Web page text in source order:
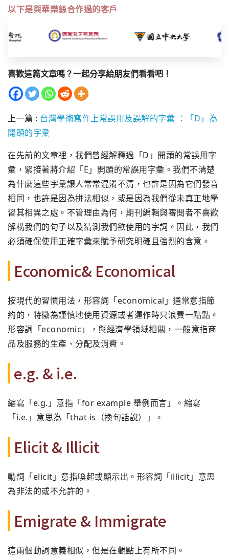
以下是與華樂絲合作過的客戶
喜歡這篇文章嗎？一起分享給朋友們看看吧！
上一篇 : 台灣學術寫作上常誤用及誤解的字彙 ：「D」為
開頭的字彙
在先前的文章裡，我們曾經解釋過「D」開頭的常誤用字
彙，緊接著將介紹「E」開頭的常誤用字彙。我們不清楚
為什麼這些字彙讓人常常混淆不清，也許是因為它們發音
相同，也許是因為拼法相似，或是因為我們從未真正地學
習其相異之處。不管理由為何，期刊編輯與審閱者不喜歡
解構我們的句子以及猜測我們欲使用的字詞。因此，我們
必須確保使用正確字彙來賦予研究明確且強烈的含意。
Economic& Economical
按現代的習慣用法，形容詞「economical」通常意指節
約的，特徵為謹慎地使用資源或者運作時只浪費一點點。
形容詞「economic」，與經濟學領域相關，一般意指商
品及服務的生產、分配及消費。
e.g. & i.e.
縮寫「e.g.」意指「for example 舉例而言」。縮寫
「i.e.」意思為「that is（換句話說）」。
Elicit & Illicit
動詞「elicit」意指喚起或顯示出。形容詞「illicit」意思
為非法的或不允許的。
Emigrate & Immigrate
這兩個動詞意義相似，但是在觀點上有所不同。